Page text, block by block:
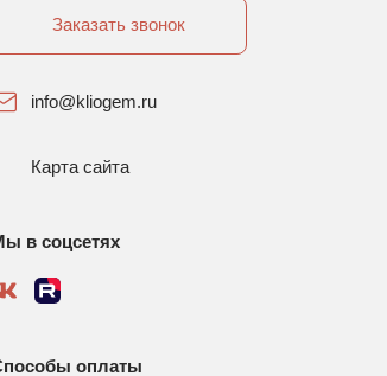
Заказать звонок
info@kliogem.ru
Карта сайта
в соцсетях
оплаты